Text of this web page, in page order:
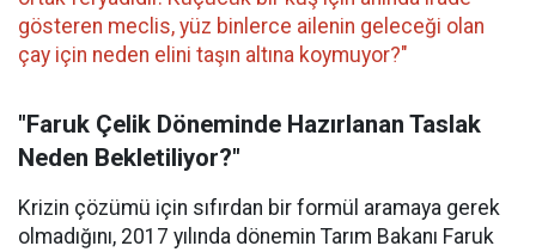
gösteren meclis, yüz binlerce ailenin geleceği olan
çay için neden elini taşın altına koymuyor?"
"Faruk Çelik Döneminde Hazırlanan Taslak
Neden Bekletiliyor?"
Krizin çözümü için sıfırdan bir formül aramaya gerek
olmadığını, 2017 yılında dönemin Tarım Bakanı Faruk